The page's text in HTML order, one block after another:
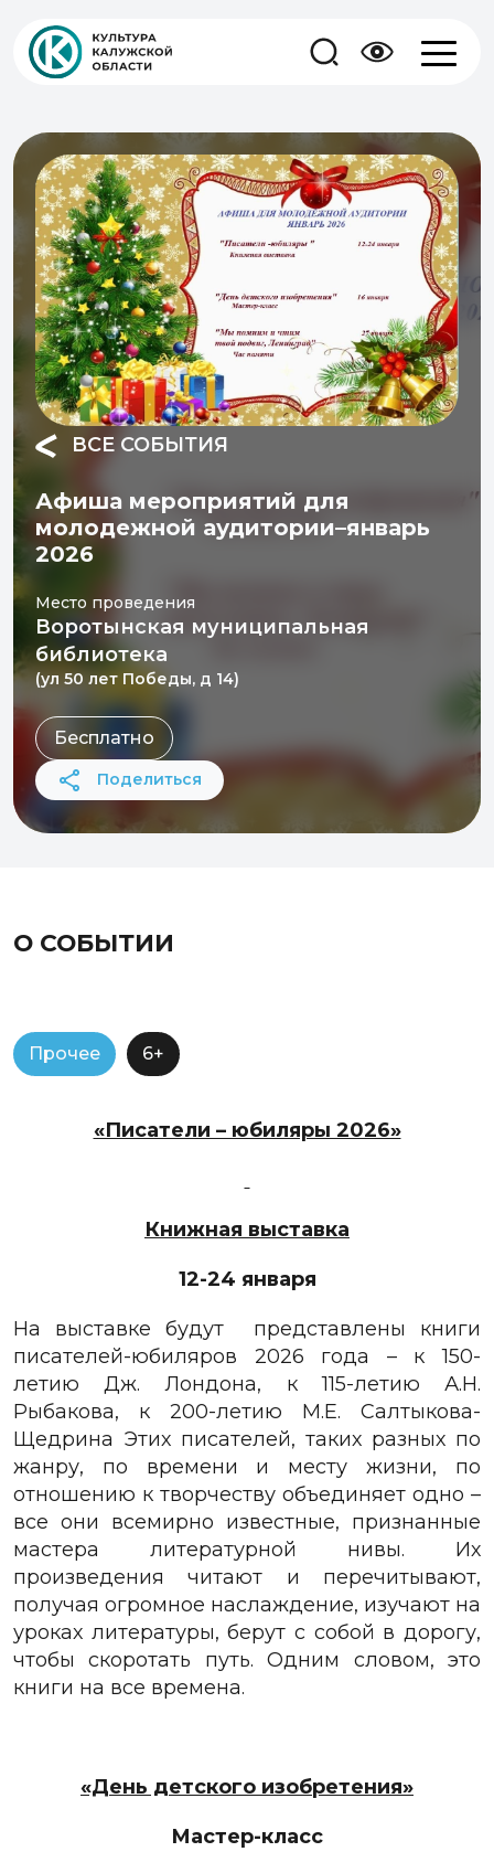
ВСЕ СОБЫТИЯ
Афиша мероприятий для
молодежной аудитории–январь
2026
Место проведения
Воротынская муниципальная
библиотека
(ул 50 лет Победы, д 14)
Бесплатно
Поделиться
О СОБЫТИИ
Прочее 6+
«Писатели – юбиляры 2026»
Книжная выставка
12-24 января
На выставке будут
представлены книги
писателей-юбиляров 2026 года –к 150-
летию Дж. Лондона, к 115-летию А.Н.
Рыбакова, к 200-летию М.Е. Салтыкова-
Щедрина Этих писателей, таких разных по
жанру, по времени и месту жизни, по
отношению к творчеству объединяет одно –
все они всемирно известные, признанные
мастера литературной нивы. Их
произведения читают и перечитывают,
получая огромное наслаждение, изучают на
уроках литературы, берут с собой в дорогу,
чтобы скоротать путь. Одним словом, это
книги на все времена.
«День детского изобретения»
Мастер-класс